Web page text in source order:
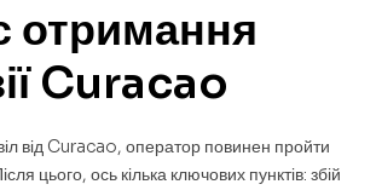
отримання
Curacao
від Curacao, оператор повинен пройти
цього, ось кілька ключових пунктів: збій